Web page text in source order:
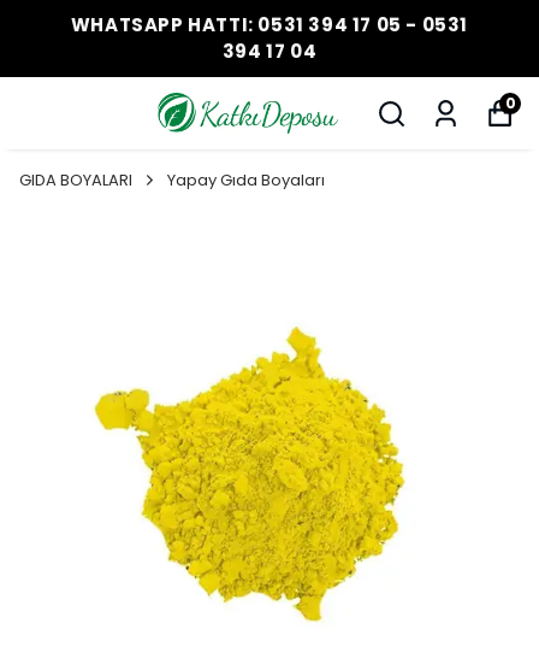
WHATSAPP HATTI: 0531 394 17 05 - 0531
394 17 04
0
GIDA BOYALARI Yapay Gıda Boyaları